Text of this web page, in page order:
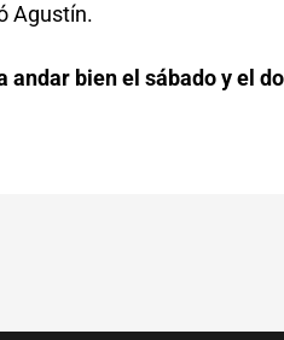
Agustín.
andar bien el sábado y el